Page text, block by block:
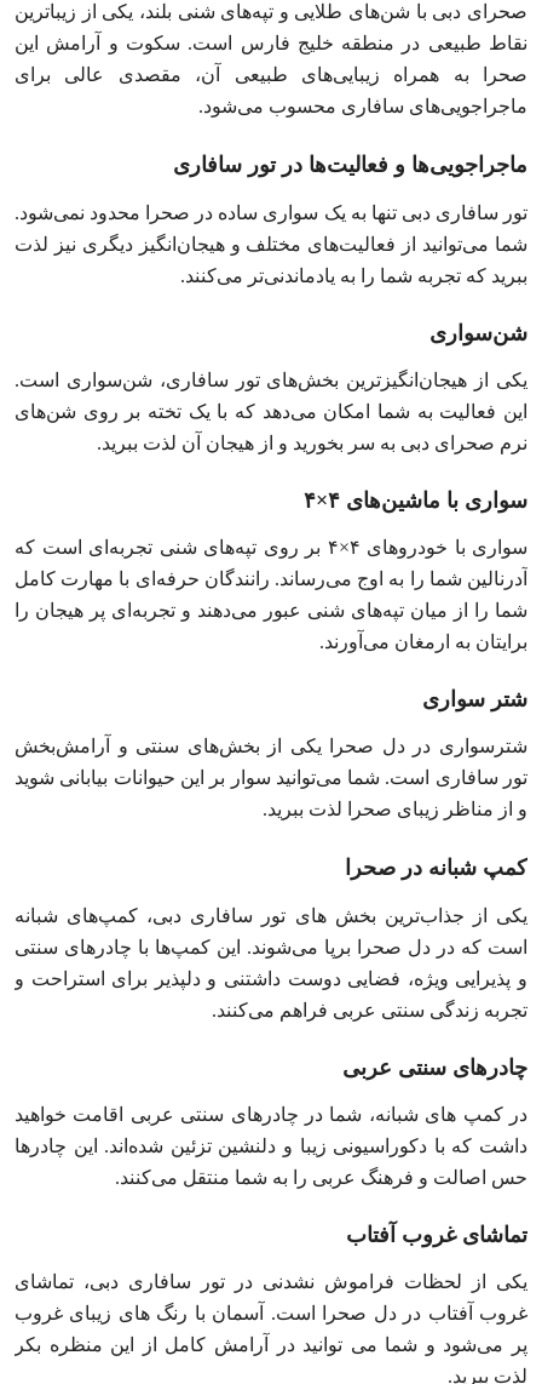
صحرای دبی با شن‌های طلایی و تپه‌های شنی بلند، یکی از زیباترین
نقاط طبیعی در منطقه خلیج فارس است. سکوت و آرامش این
صحرا به همراه زیبایی‌های طبیعی آن، مقصدی عالی برای
ماجراجویی‌های سافاری محسوب می‌شود.
ماجراجویی‌ها و فعالیت‌ها در تور سافاری
تور سافاری دبی تنها به یک سواری ساده در صحرا محدود نمی‌شود.
شما می‌توانید از فعالیت‌های مختلف و هیجان‌انگیز دیگری نیز لذت
ببرید که تجربه شما را به یادماندنی‌تر می‌کنند.
شن‌سواری
یکی از هیجان‌انگیزترین بخش‌های تور سافاری، شن‌سواری است.
این فعالیت به شما امکان می‌دهد که با یک تخته بر روی شن‌های
نرم صحرای دبی به سر بخورید و از هیجان آن لذت ببرید.
سواری با ماشین‌های ۴×۴
سواری با خودروهای ۴×۴ بر روی تپه‌های شنی تجربه‌ای است که
آدرنالین شما را به اوج می‌رساند. رانندگان حرفه‌ای با مهارت کامل
شما را از میان تپه‌های شنی عبور می‌دهند و تجربه‌ای پر هیجان را
برایتان به ارمغان می‌آورند.
شتر سواری
شترسواری در دل صحرا یکی از بخش‌های سنتی و آرامش‌بخش
تور سافاری است. شما می‌توانید سوار بر این حیوانات بیابانی شوید
و از مناظر زیبای صحرا لذت ببرید.
کمپ شبانه در صحرا
یکی از جذاب‌ترین بخش‌ های تور سافاری دبی، کمپ‌های شبانه
است که در دل صحرا برپا می‌شوند. این کمپ‌ها با چادرهای سنتی
و پذیرایی ویژه، فضایی دوست‌ داشتنی و دلپذیر برای استراحت و
تجربه زندگی سنتی عربی فراهم می‌کنند.
چادرهای سنتی عربی
در کمپ‌ های شبانه، شما در چادرهای سنتی عربی اقامت خواهید
داشت که با دکوراسیونی زیبا و دلنشین تزئین شده‌اند. این چادرها
حس اصالت و فرهنگ عربی را به شما منتقل می‌کنند.
تماشای غروب آفتاب
یکی از لحظات فراموش‌ نشدنی در تور سافاری دبی، تماشای
غروب آفتاب در دل صحرا است. آسمان با رنگ‌ های زیبای غروب
پر می‌شود و شما می‌ توانید در آرامش کامل از این منظره بکر
لذت ببرید.